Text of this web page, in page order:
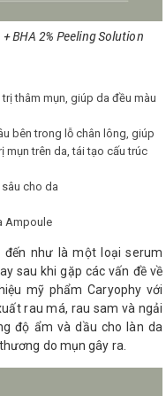
BHA 2% Peeling Solution
thâm mụn, giúp da đều màu
bên trong lỗ chân lông, giúp
mụn trên da, tái tạo cấu trúc
cho da
Ampoule
đến như là một loại serum
sau khi gặp các vấn đề về
mỹ phẩm Caryophy với
rau má, rau sam và ngải
độ ẩm và dầu cho làn da
do mụn gây ra.